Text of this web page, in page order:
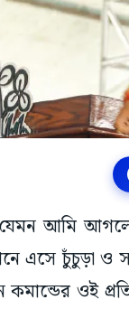
আমি
এসে চুঁচুড়া ও
ওই